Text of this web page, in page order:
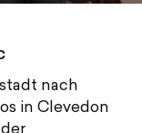
nach
in Clevedon